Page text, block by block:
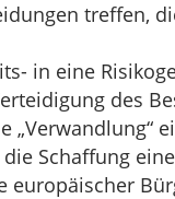
treffen,
in eine
des
„Verwandlung“
Schaffung
europäischer